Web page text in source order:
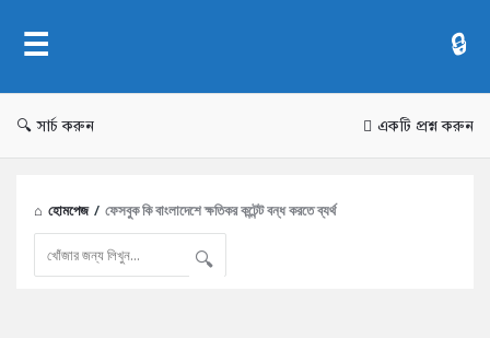
সার্চ করুন একটি প্রশ্ন করুন
হোমপেজ / ফেসবুক কি বাংলাদেশে ক্ষতিকর কন্টেন্ট বন্ধ করতে ব্যর্থ